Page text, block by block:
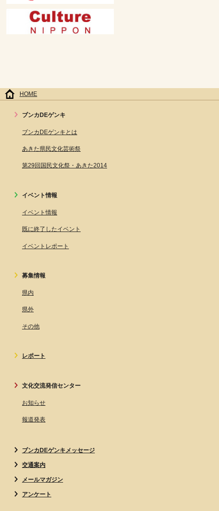
HOME
ブンカDEゲンキ
ブンカDEゲンキとは
あきた県民文化芸術祭
第29回国民文化祭・あきた2014
イベント情報
イベント情報
既に終了したイベント
イベントレポート
募集情報
県内
県外
その他
レポート
文化交流発信センター
お知らせ
報道発表
ブンカDEゲンキメッセージ
交通案内
メールマガジン
アンケート